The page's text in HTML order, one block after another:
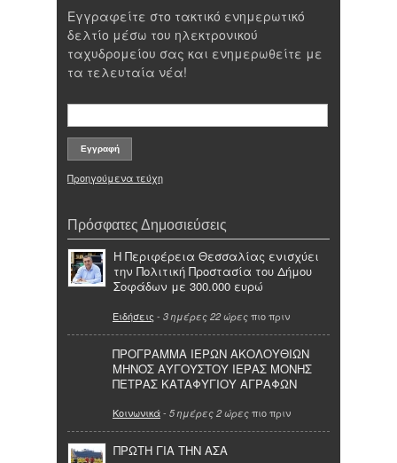
Εγγραφείτε στο τακτικό ενημερωτικό
δελτίο μέσω του ηλεκτρονικού
ταχυδρομείου σας και ενημερωθείτε με
τα τελευταία νέα!
Προηγούμενα τεύχη
Πρόσφατες Δημοσιεύσεις
Η Περιφέρεια Θεσσαλίας ενισχύει
την Πολιτική Προστασία του Δήμου
Σοφάδων με 300.000 ευρώ
Ειδήσεις - 3 ημέρες 22 ώρες πιο πριν
ΠΡΟΓΡΑΜΜΑ ΙΕΡΩΝ ΑΚΟΛΟΥΘΙΩΝ
ΜΗΝΟΣ ΑΥΓΟΥΣΤΟΥ ΙΕΡΑΣ ΜΟΝΗΣ
ΠΕΤΡΑΣ ΚΑΤΑΦΥΓΙΟΥ ΑΓΡΑΦΩΝ
Κοινωνικά- 5 ημέρες 2 ώρες πιο πριν
ΠΡΩΤΗ ΓΙΑ ΤΗΝ ΑΣΑ